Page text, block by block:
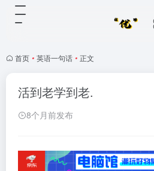
首页 • 英语一句话 • 正文
活到老学到老.
8个月前发布